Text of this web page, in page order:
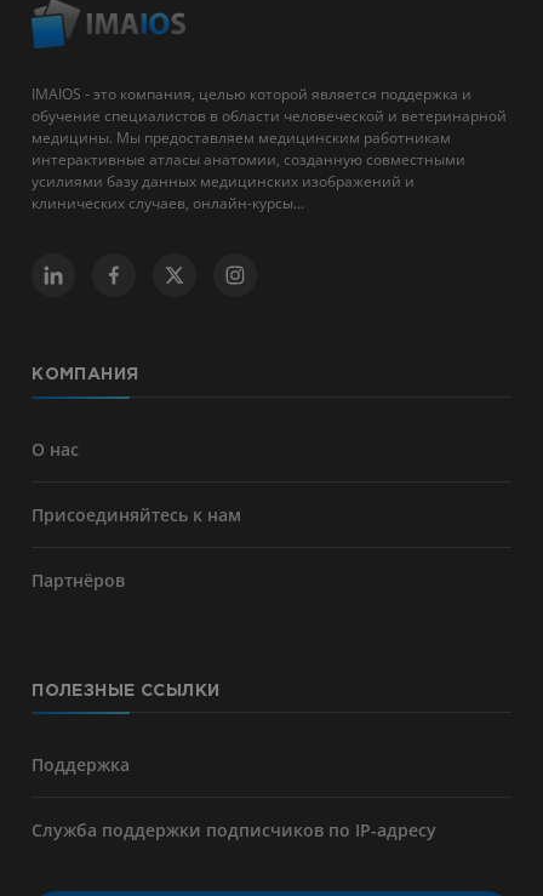
IMAIOS - это компания, целью которой является поддержка и
обучение специалистов в области человеческой и ветеринарной
медицины. Мы предоставляем медицинским работникам
интерактивные атласы анатомии, созданную совместными
усилиями базу данных медицинских изображений и
клинических случаев, онлайн-курсы...
КОМПАНИЯ
О нас
Присоединяйтесь к нам
Партнёров
ПОЛЕЗНЫЕ ССЫЛКИ
Поддержка
Служба поддержки подписчиков по IP-адресу